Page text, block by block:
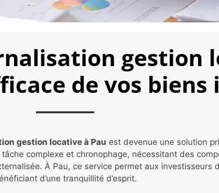
gestion
de vos
gestion locative à Pau est devenue une solution
complexe et chronophage, nécessitant des
À Pau, ce service permet aux investisseurs
d’une tranquillité d’esprit.